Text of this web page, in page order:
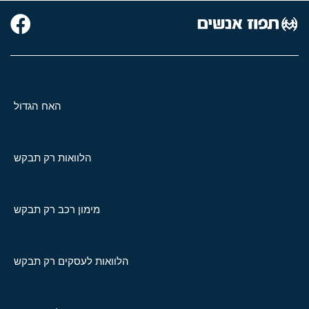
האח הגדול
הלוואות רק תבקש
מימון רכב רק תבקש
הלוואות לעסקים רק תבקש